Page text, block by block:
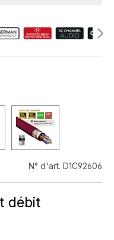
N° d'art. D1C92606
débit